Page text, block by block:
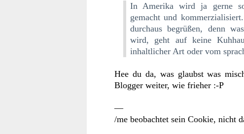
In Amerika wird ja gerne
gemacht und
durchaus begrüßen, denn
wird, geht auf keine
inhaltlicher Art oder vom
Hee du da, was glaubst was
Blogger weiter, wie frieher :-P
—
/me beobachtet sein Cookie, nicht